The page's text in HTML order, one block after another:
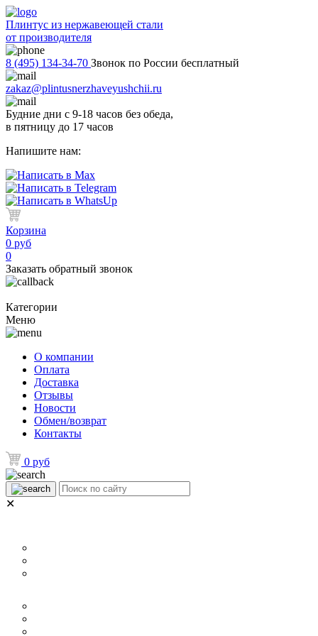
Плинтус из нержавеющей стали
от производителя
8 (495) 134-34-70 Звонок по России бесплатный
zakaz@plintusnerzhaveyushchii.ru
Будние дни с 9-18 часов без обеда,
в пятницу до 17 часов
Напишите нам:
Корзина
0 руб
0
Заказать обратный звонок
Категории
Меню
О компании
Оплата
Доставка
Отзывы
Новости
Обмен/возврат
Контакты
0 руб
✕